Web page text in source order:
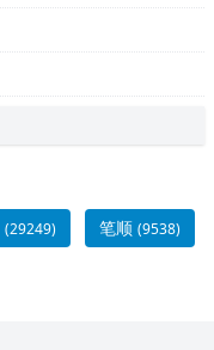
(29249) 笔顺 (9538)